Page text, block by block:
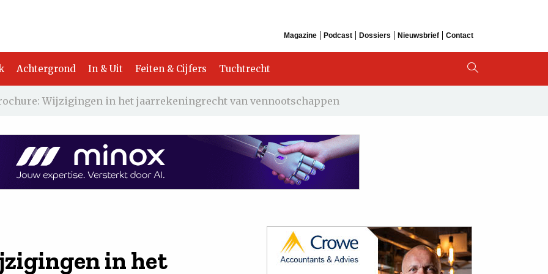
Magazine Podcast Dossiers Nieuwsbrief Contact
Achtergrond In & Uit Feiten & Cijfers Tuchtrecht
Wijzigingen in het jaarrekeningrecht van vennootschappen
in het